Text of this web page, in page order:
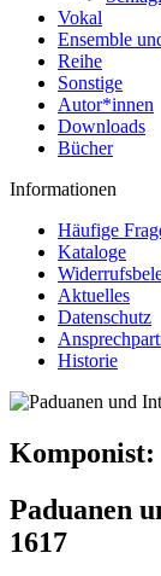
Vokal
Ensemble
Reihe
Sonstige
Autor*innen
Downloads
Bücher
Informationen
Häufige
Kataloge
Aktuelles
Datenschutz
Historie
Komponist:
Paduanen
1617